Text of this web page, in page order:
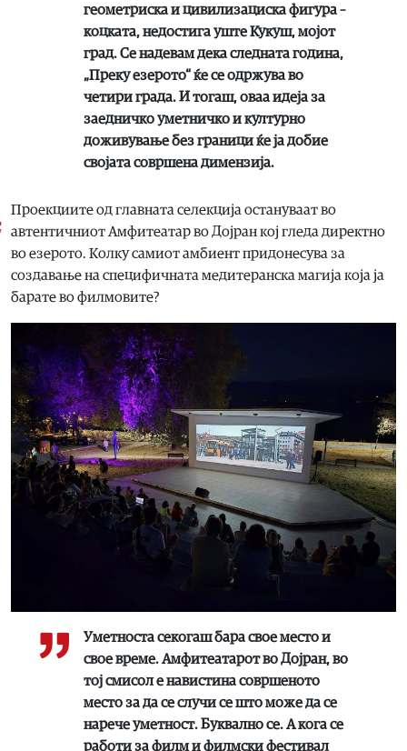
геометриска и цивилизациска фигура –
коцката, недостига уште Кукуш, мојот
град. Се надевам дека следната година,
„Преку езерото“ ќе се одржува во
четири града. И тогаш, оваа идеја за
заедничко уметничко и културно
доживување без граници ќе ја добие
својата совршена димензија.
Проекциите од главната селекција остануваат во
автентичниот Амфитеатар во Дојран кој гледа директно
во езерото. Колку самиот амбиент придонесува за
создавање на специфичната медитеранска магија која ја
барате во филмовите?
Уметноста секогаш бара свое место и
свое време. Амфитеатарот во Дојран, во
тој смисол е навистина совршеното
место за да се случи се што може да се
нарече уметност. Буквално се. А кога се
работи за филм и филмски фестивал